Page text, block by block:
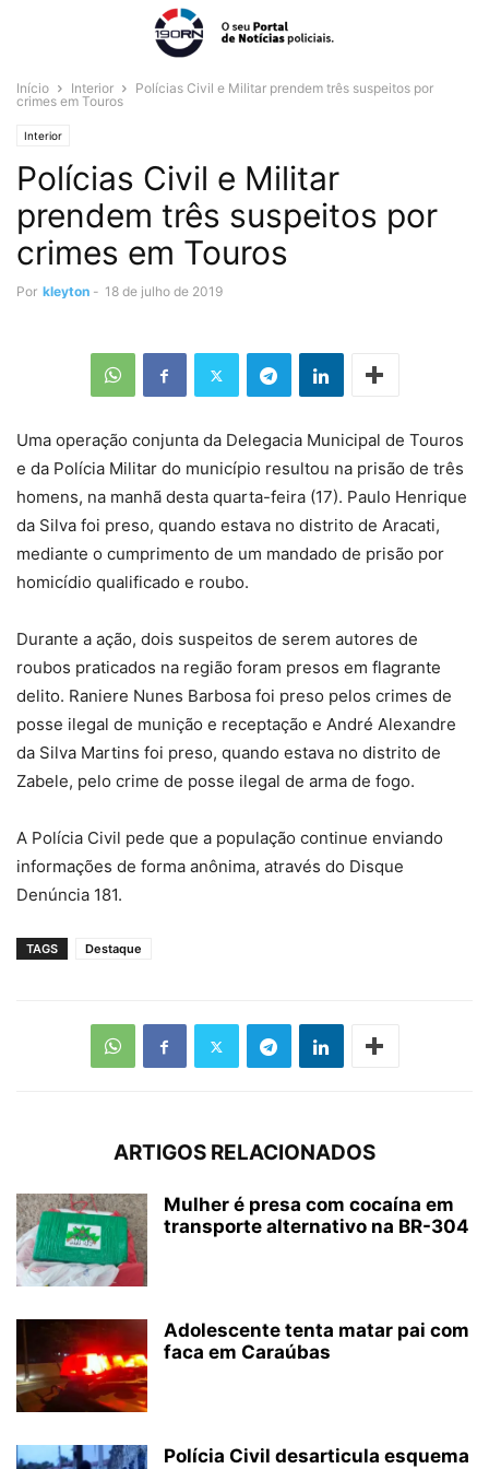
Início Interior
Polícias Civil e Militar prendem três suspeitos por
crimes em Touros
Interior
Polícias Civil e Militar
prendem três suspeitos por
crimes em Touros
Por kleyton - 18 de julho de 2019
Uma operação conjunta da Delegacia Municipal de Touros
e da Polícia Militar do município resultou na prisão de três
homens, na manhã desta quarta-feira (17). Paulo Henrique
da Silva foi preso, quando estava no distrito de Aracati,
mediante o cumprimento de um mandado de prisão por
homicídio qualificado e roubo.
Durante a ação, dois suspeitos de serem autores de
roubos praticados na região foram presos em flagrante
delito. Raniere Nunes Barbosa foi preso pelos crimes de
posse ilegal de munição e receptação e André Alexandre
da Silva Martins foi preso, quando estava no distrito de
Zabele, pelo crime de posse ilegal de arma de fogo.
A Polícia Civil pede que a população continue enviando
informações de forma anônima, através do Disque
Denúncia 181.
TAGS Destaque
ARTIGOS RELACIONADOS
Mulher é presa com cocaína em
transporte alternativo na BR-304
Adolescente tenta matar pai com
faca em Caraúbas
Polícia Civil desarticula esquema